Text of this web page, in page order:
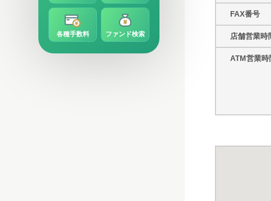
各種手数料 ファンド検索
FAX番号
店舗営業時
ATM営業時